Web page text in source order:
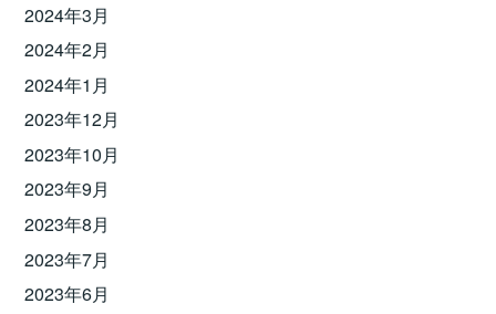
2024年3月
2024年2月
2024年1月
2023年12月
2023年10月
2023年9月
2023年8月
2023年7月
2023年6月